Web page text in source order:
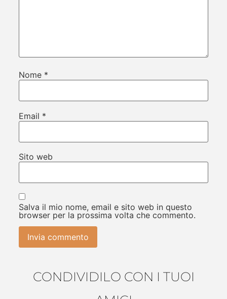
Nome *
Email *
Sito web
Salva il mio nome, email e sito web in questo
browser per la prossima volta che commento.
CONDIVIDILO CON I TUOI